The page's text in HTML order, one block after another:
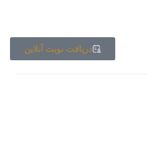
دریافت نوبت آنلاین